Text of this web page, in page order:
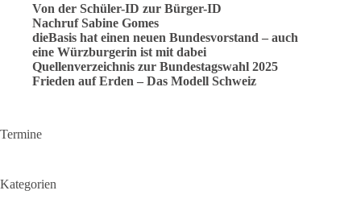
Von der Schüler-ID zur Bürger-ID
Nachruf Sabine Gomes
dieBasis hat einen neuen Bundesvorstand – auch
eine Würzburgerin ist mit dabei
Quellenverzeichnis zur Bundestagswahl 2025
Frieden auf Erden – Das Modell Schweiz
Termine
Kategorien